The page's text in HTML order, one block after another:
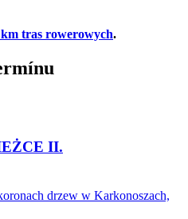
km tras rowerowych.
II.
drzew w Karkonoszach,